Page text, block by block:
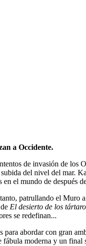
a Occidente.
de invasión de los
del nivel del mar.
el mundo de después
patrullando el Muro
El desierto de los
se redefinan...
abordar con gran
moderna y un final